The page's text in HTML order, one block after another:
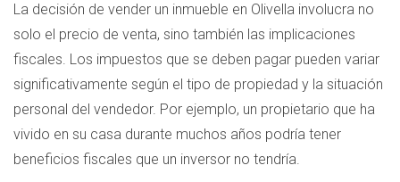
La decisión de vender un inmueble en Olivella involucra no
solo el precio de venta, sino también las implicaciones
fiscales. Los impuestos que se deben pagar pueden variar
significativamente según el tipo de propiedad y la situación
personal del vendedor. Por ejemplo, un propietario que ha
vivido en su casa durante muchos años podría tener
beneficios fiscales que un inversor no tendría.